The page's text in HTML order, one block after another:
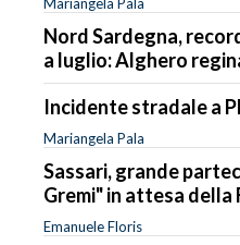
Nord Sardegna,
a luglio: Alghero
Incidente stradale a
Mariangela Pala
Sassari, grande
Gremi" in attesa della
Emanuele Floris